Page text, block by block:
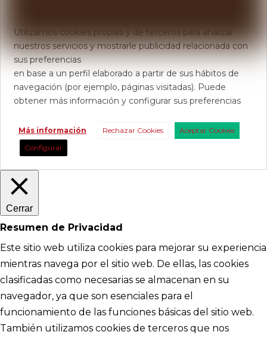
Utilizamos cookies propias y de terceros para analizar
nuestros servicios y mostrarle publicidad relacionada con
sus preferencias
en base a un perfil elaborado a partir de sus hábitos de
navegación (por ejemplo, páginas visitadas). Puede
obtener más información y configurar sus preferencias
Más información Rechazar Cookies
Aceptar Cookies
Configurar
Cerrar
Resumen de Privacidad
Este sitio web utiliza cookies para mejorar su experiencia
mientras navega por el sitio web. De ellas, las cookies
clasificadas como necesarias se almacenan en su
navegador, ya que son esenciales para el
funcionamiento de las funciones básicas del sitio web.
También utilizamos cookies de terceros que nos